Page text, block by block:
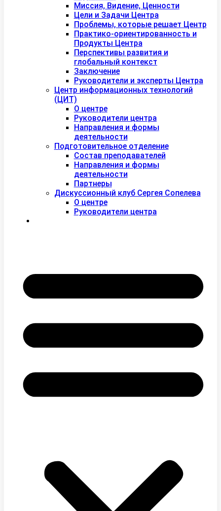
Миссия, Видение, Ценности
Цели и Задачи Центра
Проблемы, которые решает Центр
Практико-ориентированность и
Продукты Центра
Перспективы развития и
глобальный контекст
Заключение
Руководители и эксперты Центра
Центр информационных технологий
(ЦИТ)
О центре
Руководители центра
Направления и формы
деятельности
Подготовительное отделение
Состав преподавателей
Направления и формы
деятельности
Партнеры
Дискуссионный клуб Сергея Сопелева
О центре
Руководители центра